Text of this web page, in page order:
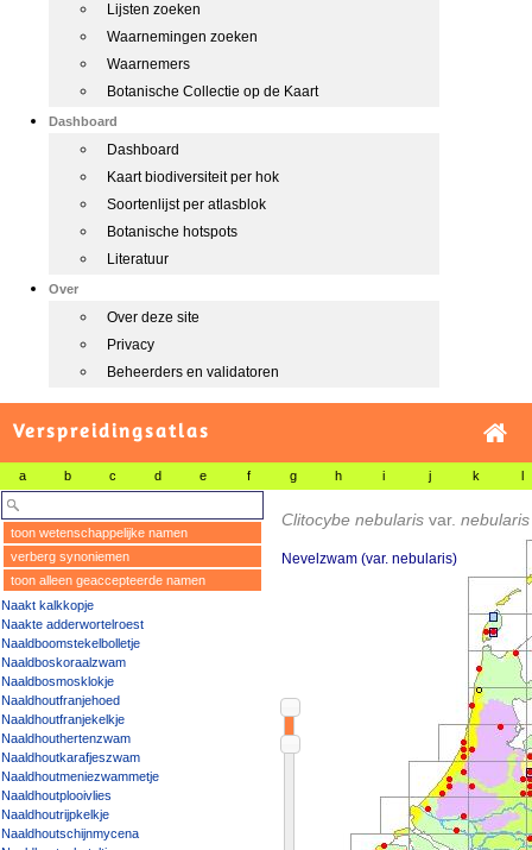
Lijsten zoeken
Waarnemingen zoeken
Waarnemers
Botanische Collectie op de Kaart
Dashboard
Dashboard
Kaart biodiversiteit per hok
Soortenlijst per atlasblok
Botanische hotspots
Literatuur
Over
Over deze site
Privacy
Beheerders en validatoren
Verspreidingsatlas
a b c d e f g h i j k l
toon wetenschappelijke namen
verberg synoniemen
toon alleen geaccepteerde namen
Naakt kalkkopje
Naakte adderwortelroest
Naaldboomstekelbolletje
Naaldboskoraalzwam
Naaldbosmosklokje
Naaldhoutfranjehoed
Naaldhoutfranjekelkje
Naaldhouthertenzwam
Naaldhoutkarafjeszwam
Naaldhoutmeniezwammetje
Naaldhoutplooivlies
Naaldhoutrijpkelkje
Naaldhoutschijnmycena
Clitocybe nebularis var.
Nevelzwam (var. nebularis)